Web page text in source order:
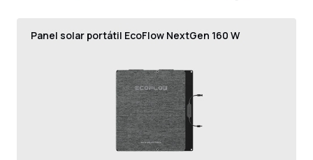
Panel solar portátil EcoFlow NextGen 160 W